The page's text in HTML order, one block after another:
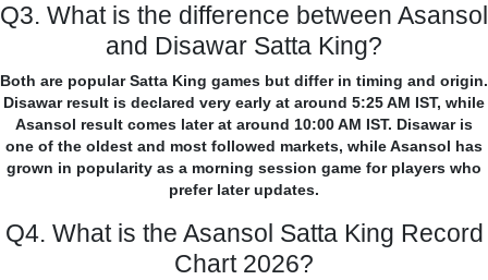
Q3. What is the difference between Asansol
and Disawar Satta King?
Both are popular Satta King games but differ in timing and origin.
Disawar result is declared very early at around 5:25 AM IST, while
Asansol result comes later at around 10:00 AM IST. Disawar is
one of the oldest and most followed markets, while Asansol has
grown in popularity as a morning session game for players who
prefer later updates.
Q4. What is the Asansol Satta King Record
Chart 2026?